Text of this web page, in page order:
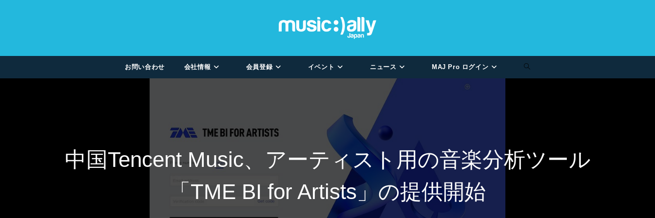
お問い合わせ 会社情報 会員登録 イベント ニュース MAJ Pro ログイン
中国Tencent Music、アーティスト用の音楽分析ツール
「TME BI for Artists」の提供開始